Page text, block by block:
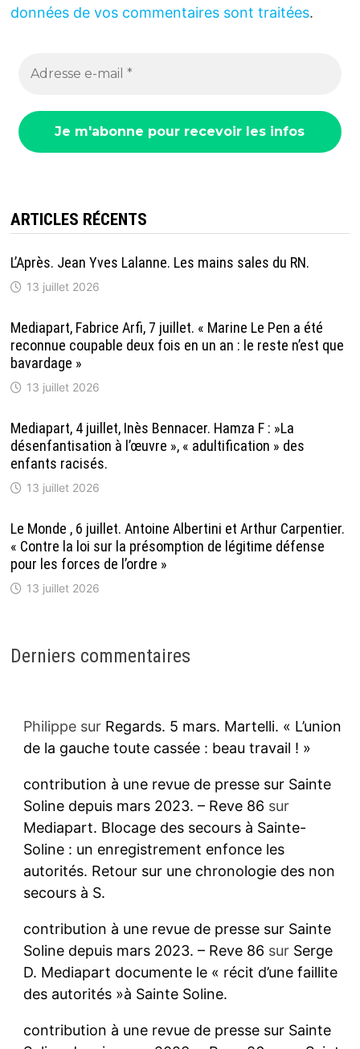
données de vos commentaires sont traitées.
ARTICLES RÉCENTS
L’Après. Jean Yves Lalanne. Les mains sales du RN.
13 juillet 2026
Mediapart, Fabrice Arfi, 7 juillet. « Marine Le Pen a été
reconnue coupable deux fois en un an : le reste n’est que
bavardage »
13 juillet 2026
Mediapart, 4 juillet, Inès Bennacer. Hamza F : »La
désenfantisation à l’œuvre », « adultification » des
enfants racisés.
13 juillet 2026
Le Monde , 6 juillet. Antoine Albertini et Arthur Carpentier.
« Contre la loi sur la présomption de légitime défense
pour les forces de l’ordre »
13 juillet 2026
Derniers commentaires
Philippesur Regards. 5 mars. Martelli. « L’union
de la gauche toute cassée : beau travail ! »
contribution à une revue de presse sur Sainte
Soline depuis mars 2023. – Reve 86 sur
Mediapart. Blocage des secours à Sainte-
Soline : un enregistrement enfonce les
autorités. Retour sur une chronologie des non
secours à S.
contribution à une revue de presse sur Sainte
Soline depuis mars 2023. – Reve 86 sur Serge
D. Mediapart documente le « récit d’une faillite
des autorités »à Sainte Soline.
contribution à une revue de presse sur Sainte